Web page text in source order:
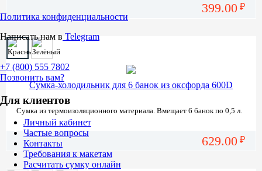
399.00 ₽
Сумка-холодильник для 6 банок из оксфорда 600D
Сумка из термоизоляционного материала. Вмещает 6 банок по 0,5 л.
629.00 ₽
Политика конфиденциальности
Написать нам в Telegram
+7 (800) 555 7802
Позвонить вам?
Для клиентов
Личный кабинет
Частые вопросы
Контакты
Требования к макетам
Расчитать сумку онлайн